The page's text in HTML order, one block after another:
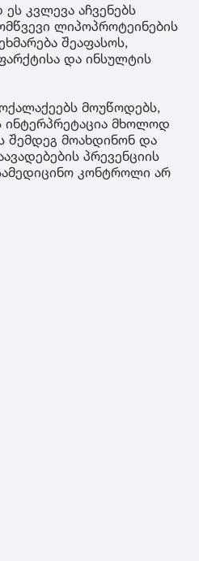
კვლევა აჩვენებს
ლიპოპროტეინების
შეაფასოს,
და ინსულტის
მოუწოდებს,
ინტერპრეტაცია მხოლოდ
შემდეგ მოახდინონ და
პრევენციის
კონტროლი არ